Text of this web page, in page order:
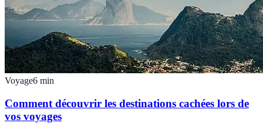
Voyage6 min
Comment découvrir les destinations cachées lors de
vos voyages